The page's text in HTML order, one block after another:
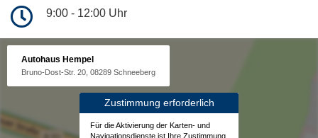
9:00 - 12:00 Uhr
Autohaus Hempel
Bruno-Dost-Str. 20, 08289 Schneeberg
Zustimmung erforderlich
Für die Aktivierung der Karten- und
Navigationsdienste ist Ihre Zustimmung